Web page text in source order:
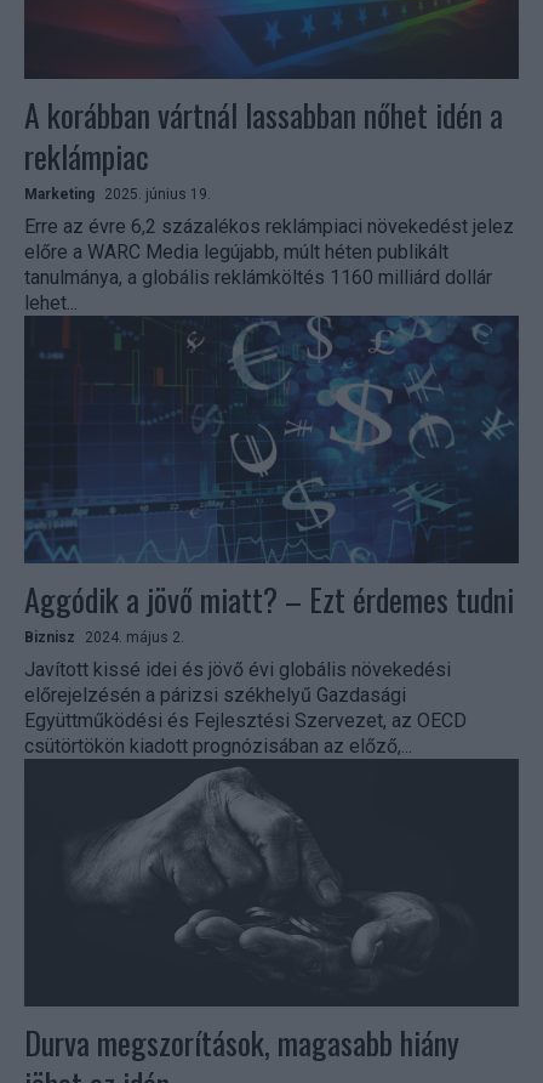
A korábban vártnál lassabban nőhet idén a
reklámpiac
Marketing 2025. június 19.
Erre az évre 6,2 százalékos reklámpiaci növekedést jelez
előre a WARC Media legújabb, múlt héten publikált
tanulmánya, a globális reklámköltés 1160 milliárd dollár
lehet...
Aggódik a jövő miatt? – Ezt érdemes tudni
Biznisz 2024. május 2.
Javított kissé idei és jövő évi globális növekedési
előrejelzésén a párizsi székhelyű Gazdasági
Együttműködési és Fejlesztési Szervezet, az OECD
csütörtökön kiadott prognózisában az előző,...
Durva megszorítások, magasabb hiány